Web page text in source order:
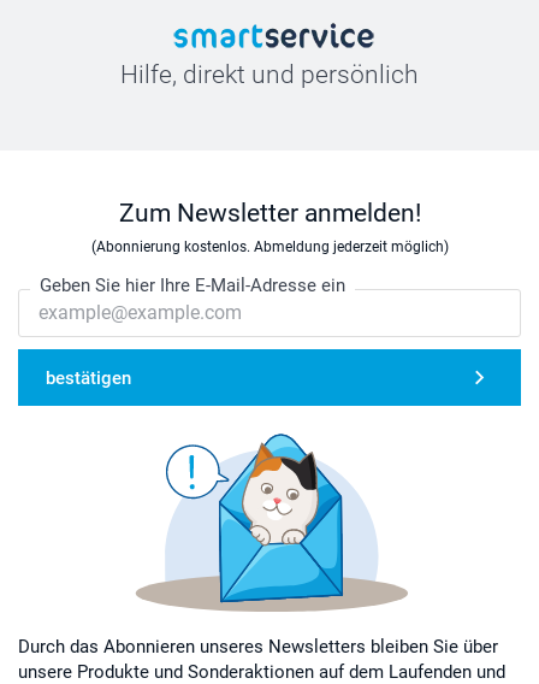
Hilfe, direkt und persönlich
Zum Newsletter anmelden!
(Abonnierung kostenlos. Abmeldung jederzeit möglich)
Geben Sie hier Ihre E-Mail-Adresse ein
bestätigen
Durch das Abonnieren unseres Newsletters bleiben Sie über
unsere Produkte und Sonderaktionen auf dem Laufenden und